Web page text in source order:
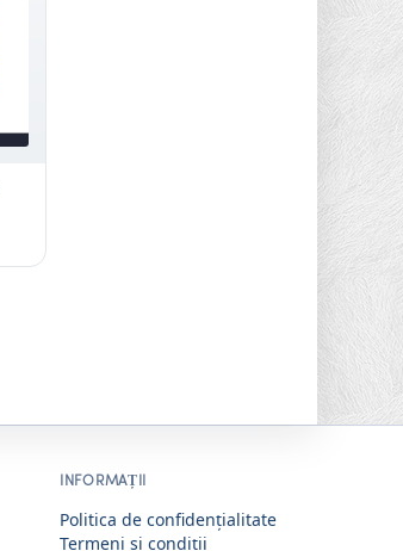
INFORMAȚII
Politica de confidențialitate
Termeni si condiții